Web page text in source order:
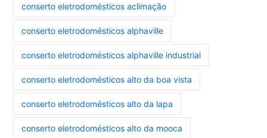
conserto eletrodomésticos aclimação
conserto eletrodomésticos alphaville
conserto eletrodomésticos alphaville industrial
conserto eletrodomésticos alto da boa vista
conserto eletrodomésticos alto da lapa
conserto eletrodomésticos alto da mooca